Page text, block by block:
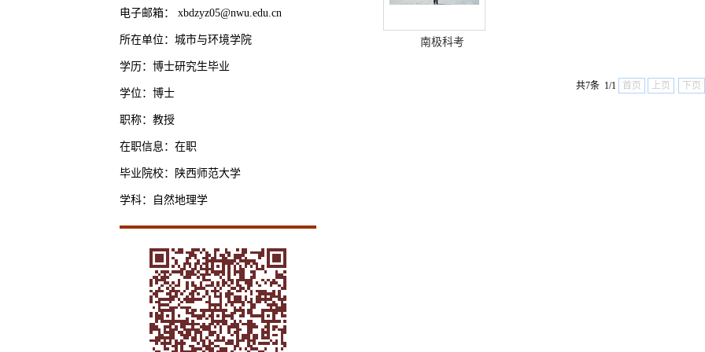
电子邮箱： xbdzyz05@nwu.edu.cn
所在单位：城市与环境学院
学历：博士研究生毕业
学位：博士
职称：教授
在职信息：在职
毕业院校：陕西师范大学
学科：自然地理学
南极科考
共7条 1/1 首页 上页 下页